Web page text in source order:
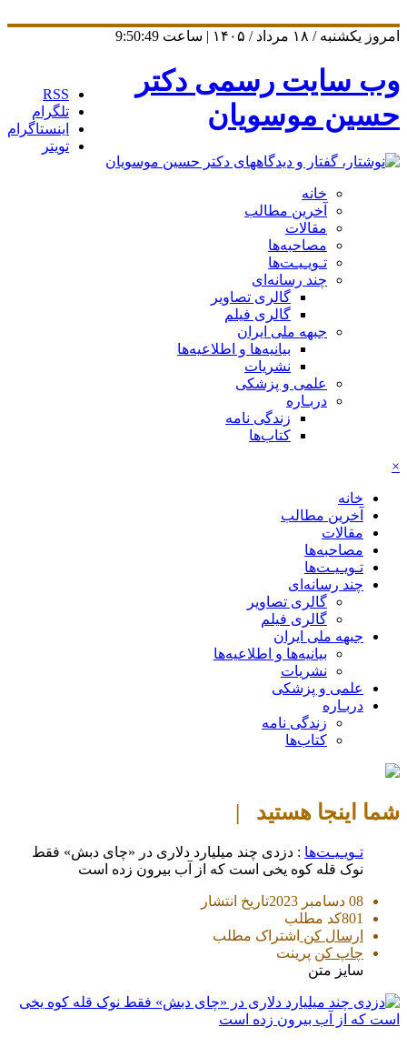
امروز یکشنبه / ۱۸ مرداد / ۱۴۰۵ | ساعت 9:50:49
RSS
تلگرام
اینستاگرام
تویتر
وب سایت رسمی دکتر
حسین موسویان
خانه
آخرین مطالب
مقالات
مصاحبه‌ها
تـویـیـت‌ها
چند رسانه‌ای
گالری تصاویر
گالری فیلم
جبهه ملی ایران
بیانیه‌ها و اطلاعیه‌ها
نشریات
علمی و پزشکی
دربـاره
زندگی نامه
کتاب‌ها
×
خانه
آخرین مطالب
مقالات
مصاحبه‌ها
تـویـیـت‌ها
چند رسانه‌ای
گالری تصاویر
گالری فیلم
جبهه ملی ایران
بیانیه‌ها و اطلاعیه‌ها
نشریات
علمی و پزشکی
دربـاره
زندگی نامه
کتاب‌ها
شما اینجا هستید |
تـویـیـت‌ها : دزدی چند میلیارد دلاری در «چای دبش» فقط
نوک قله کوه یخی است که از آب بیرون زده است
08 دسامبر 2023
تاریخ انتشار
801کد مطلب
ارسال کن اشتراک مطلب
چاپ کن پرینت
سایز متن